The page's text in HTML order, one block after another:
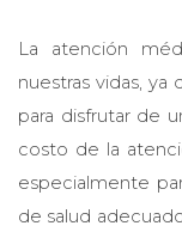
La atención
nuestras vidas, ya
para disfrutar de
costo de la
especialmente
de salud